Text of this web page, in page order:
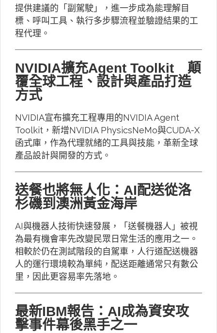
提供建議的「副駕駛」，進一步成為能理解目
標、呼叫工具、執行多步驟流程並驗證結果的工
程代理。
NVIDIA擴充Agent Toolkit 顛
覆全球工程、設計與產品打造
方式
NVIDIA宣布擴充工程專用的NVIDIA Agent
Toolkit，新增NVIDIA PhysicsNeMo與CUDA-X
函式庫，作為代理就緒的工具與技能，革新全球
產品設計與開發的方式。
送餐也將無人化：AI配送從洛
杉磯到澳洲黃金海岸
AI與機器人技術快速發展，「送餐機器人」被視
為最有機會率先改變民眾日常生活的應用之一。
相較於仍在測試階段的自駕車，人行道配送機器
人的運行環境較為單純，配送距離通常只有數公
里，因此更容易率先落地。
最新IBM報告：AI成為資安攻
擊事件幕後黑手之一